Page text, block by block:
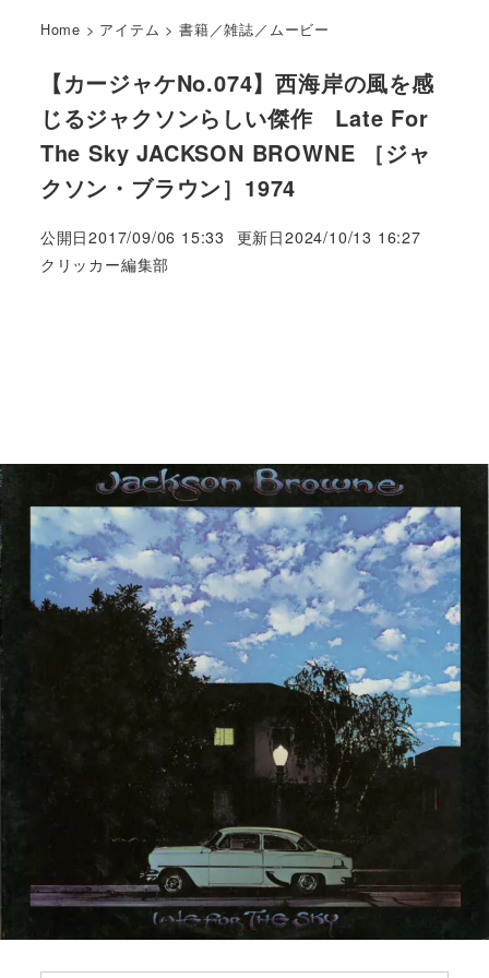
Home > アイテム >書籍／雑誌／ムービー
【カージャケNo.074】西海岸の風を感
じるジャクソンらしい傑作 Late For
The Sky JACKSON BROWNE ［ジャ
クソン・ブラウン］1974
公開日2017/09/06 15:33 更新日2024/10/13 16:27
著
クリッカー編集部